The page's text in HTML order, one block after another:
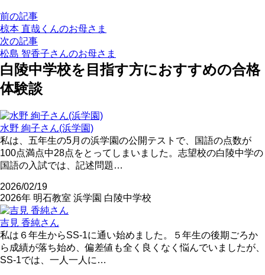
前の記事
椋本 直哉くんのお母さま
次の記事
松島 智香子さんのお母さま
白陵中学校を目指す方におすすめの合格
体験談
水野 絢子さん(浜学園)
私は、五年生の5月の浜学園の公開テストで、国語の点数が
100点満点中28点をとってしまいました。志望校の白陵中学の
国語の入試では、記述問題…
2026/02/19
2026年 明石教室 浜学園 白陵中学校
吉見 香純さん
私は６年生からSS-1に通い始めました。５年生の後期ごろか
ら成績が落ち始め、偏差値も全く良くなく悩んでいましたが、
SS-1では、一人一人に…